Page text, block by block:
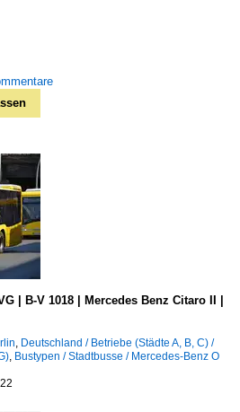
| B-V 1018 | Mercedes Benz Citaro II |
Deutschland / Betriebe (Städte A, B, C) /
Bustypen / Stadtbusse / Mercedes-Benz O